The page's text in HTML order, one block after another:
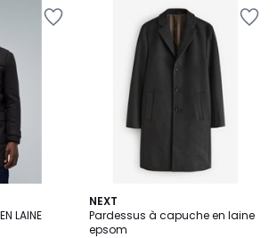
LAINE
NEXT
Pardessus à capuche en laine
epsom
2
Couleurs